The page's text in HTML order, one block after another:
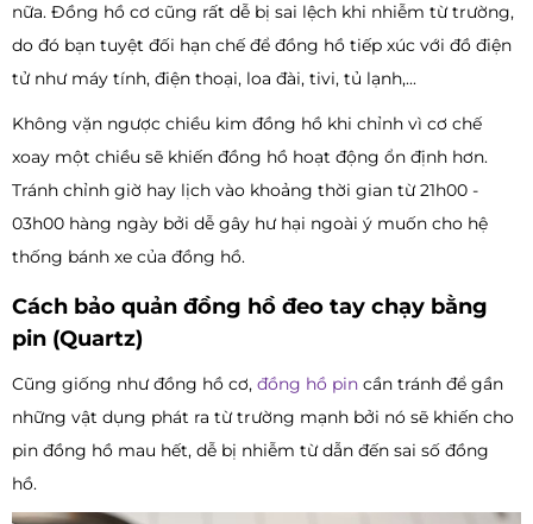
nữa. Đồng hồ cơ cũng rất dễ bị sai lệch khi nhiễm từ trường,
do đó bạn tuyệt đối hạn chế để đồng hồ tiếp xúc với đồ điện
tử như máy tính, điện thoại, loa đài, tivi, tủ lạnh,...
Không vặn ngược chiều kim đồng hồ khi chỉnh vì cơ chế
xoay một chiều sẽ khiến đồng hồ hoạt động ổn định hơn.
Tránh chỉnh giờ hay lịch vào khoảng thời gian từ 21h00 -
03h00 hàng ngày bởi dễ gây hư hại ngoài ý muốn cho hệ
thống bánh xe của đồng hồ.
Cách bảo quản đồng hồ đeo tay chạy bằng
pin (Quartz)
Cũng giống như đồng hồ cơ, đồng hồ pin cần tránh để gần
những vật dụng phát ra từ trường mạnh bởi nó sẽ khiến cho
pin đồng hồ mau hết, dễ bị nhiễm từ dẫn đến sai số đồng
hồ.